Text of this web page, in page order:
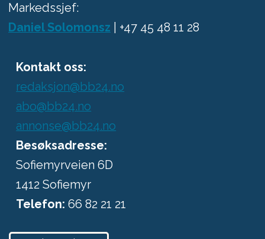
Markedssjef:
Daniel Solomonsz | +47 45 48 11 28
Kontakt oss:
redaksjon@bb24.no
abo@bb24.no
annonse@bb24.no
Besøksadresse:
Sofiemyrveien 6D
1412 Sofiemyr
Telefon:66 82 21 21